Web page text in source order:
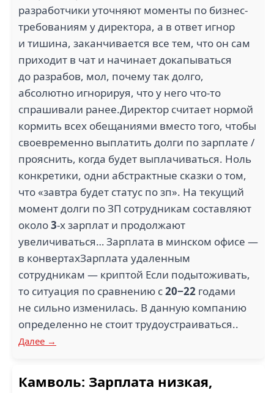
разработчики уточняют моменты по бизнес-
требованиям у директора, а в ответ игнор
и тишина, заканчивается все тем, что он сам
приходит в чат и начинает докапываться
до разрабов, мол, почему так долго,
абсолютно игнорируя, что у него что-то
спрашивали ранее.Директор считает нормой
кормить всех обещаниями вместо того, чтобы
своевременно выплатить долги по зарплате /
прояснить, когда будет выплачиваться. Ноль
конкретики, одни абстрактные сказки о том,
что «завтра будет статус по зп». На текущий
момент долги по ЗП сотрудникам составляют
около3-х зарплат и продолжают
увеличиваться… Зарплата в минском офисе —
в конвертахЗарплата удаленным
сотрудникам — криптой Если подытоживать,
то ситуация по сравнению с20−22 годами
не сильно изменилась. В данную компанию
определенно не стоит трудоустраиваться..
Далее →
Камволь: Зарплата низкая,